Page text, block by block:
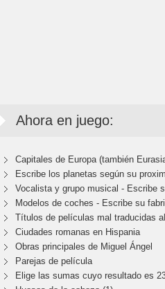
Ahora en juego:
Capitales de Europa (también
Escribe los planetas según su
Vocalista y grupo musical - Escribe
Modelos de coches - Escribe su
Títulos de películas mal traducidas al
Ciudades romanas en Hispania
Obras principales de Miguel Ángel
Parejas de película
Elige las sumas cuyo resultado es